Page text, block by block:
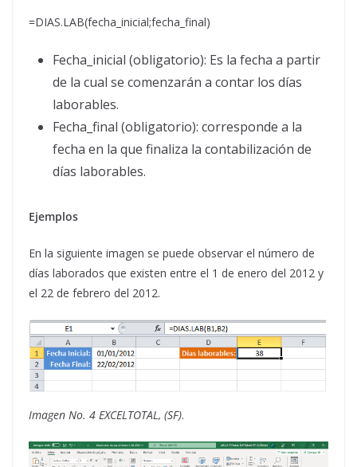
=DIAS.LAB(fecha_inicial;fecha_final)
Fecha_inicial (obligatorio): Es la fecha a partir
de la cual se comenzarán a contar los días
laborables.
Fecha_final (obligatorio): corresponde a la
fecha en la que finaliza la contabilización de
días laborables.
Ejemplos
En la siguiente imagen se puede observar el número de
días laborados que existen entre el 1 de enero del 2012 y
el 22 de febrero del 2012.
Imagen No. 4 EXCELTOTAL, (SF).